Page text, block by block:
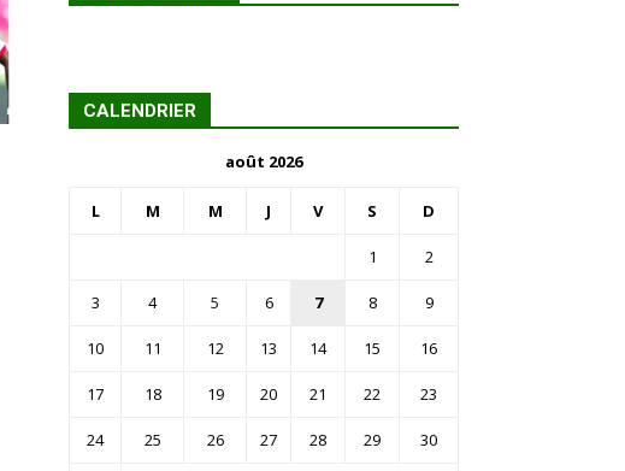
CALENDRIER
août 2026
L M M J V S D
1 2
3 4 5 6 7 8 9
10 11 12 13 14 15 16
17 18 19 20 21 22 23
24 25 26 27 28 29 30